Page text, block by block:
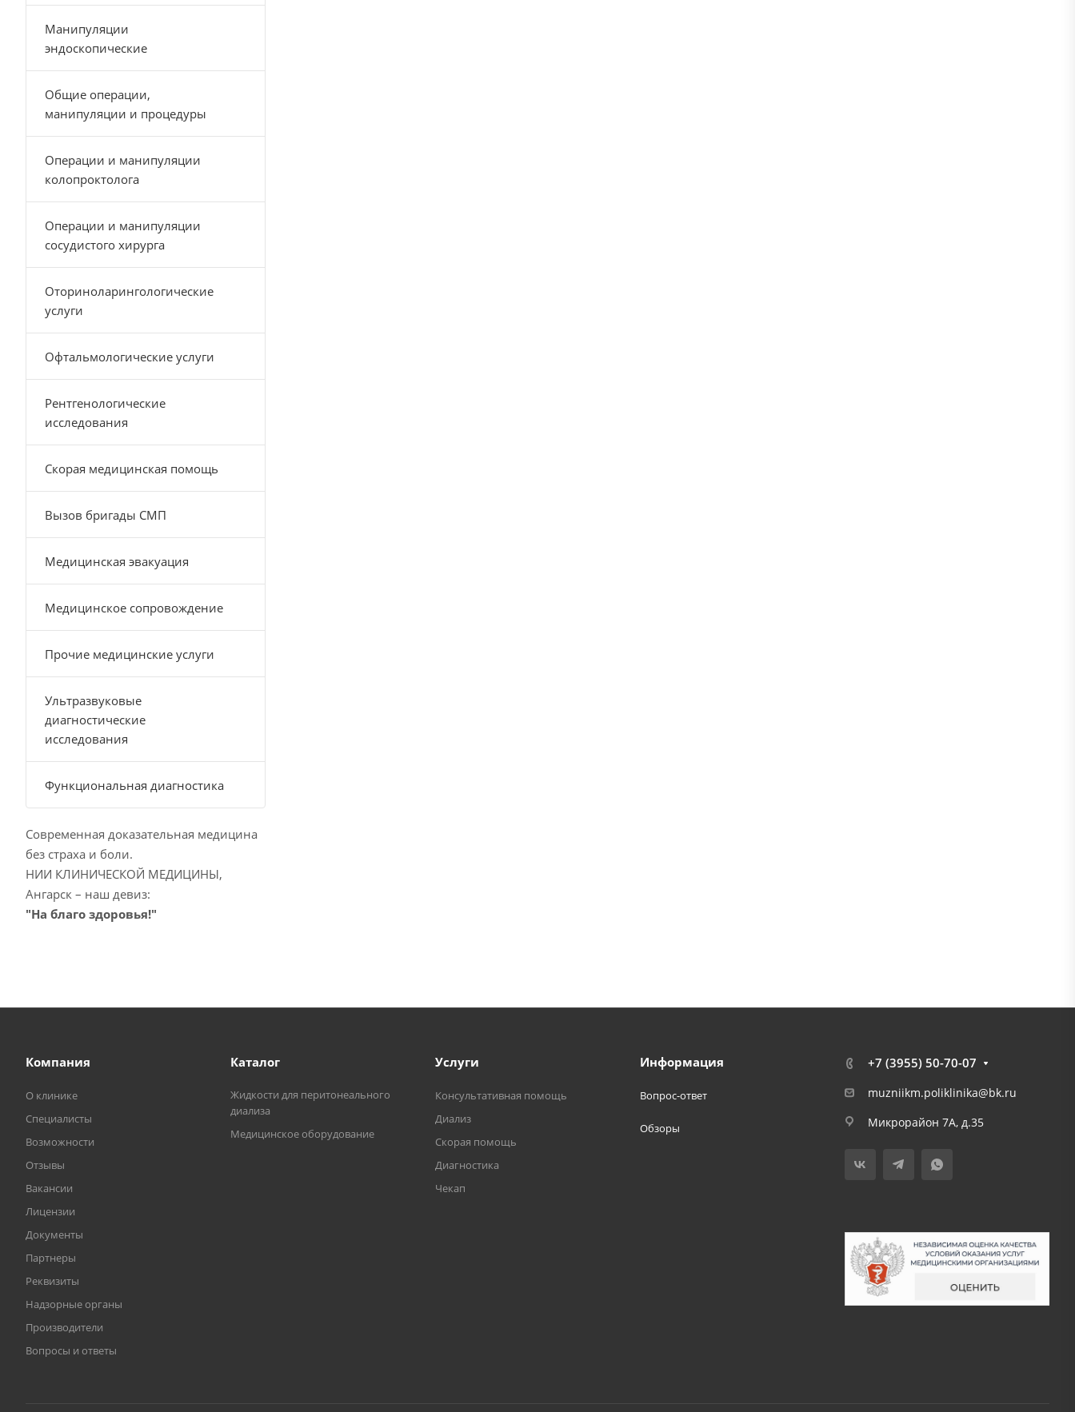
Манипуляции
эндоскопические
Общие операции,
манипуляции и процедуры
Операции и манипуляции
колопроктолога
Операции и манипуляции
сосудистого хирурга
Оториноларингологические
услуги
Офтальмологические услуги
Рентгенологические
исследования
Скорая медицинская помощь
Вызов бригады СМП
Медицинская эвакуация
Медицинское сопровождение
Прочие медицинские услуги
Ультразвуковые
диагностические
исследования
Функциональная диагностика
Современная доказательная медицина
без страха и боли.
НИИ КЛИНИЧЕСКОЙ МЕДИЦИНЫ,
Ангарск – наш девиз:
"На благо здоровья!"
Компания
О клинике
Специалисты
Возможности
Отзывы
Вакансии
Лицензии
Документы
Партнеры
Реквизиты
Надзорные органы
Производители
Вопросы и ответы
Каталог
Жидкости для перитонеального
диализа
Медицинское оборудование
Услуги
Консультативная помощь
Диализ
Скорая помощь
Диагностика
Чекап
Информация
Вопрос-ответ
Обзоры
+7 (3955) 50-70-07
muzniikm.poliklinika@bk.ru
Микрорайон 7А, д.35